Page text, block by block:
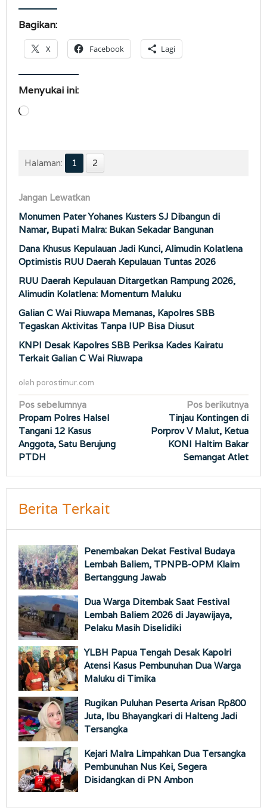
Bagikan:
X Facebook Lagi
Menyukai ini:
Memuat...
Halaman: 1 2
Jangan Lewatkan
Monumen Pater Yohanes Kusters SJ Dibangun di
Namar, Bupati Malra: Bukan Sekadar Bangunan
Dana Khusus Kepulauan Jadi Kunci, Alimudin Kolatlena
Optimistis RUU Daerah Kepulauan Tuntas 2026
RUU Daerah Kepulauan Ditargetkan Rampung 2026,
Alimudin Kolatlena: Momentum Maluku
Galian C Wai Riuwapa Memanas, Kapolres SBB
Tegaskan Aktivitas Tanpa IUP Bisa Diusut
KNPI Desak Kapolres SBB Periksa Kades Kairatu
Terkait Galian C Wai Riuwapa
oleh porostimur.com
Navigasi
pos
Pos sebelumnya
Propam Polres Halsel
Tangani 12 Kasus
Anggota, Satu Berujung
PTDH
Pos berikutnya
Tinjau Kontingen di
Porprov V Malut, Ketua
KONI Haltim Bakar
Semangat Atlet
Berita Terkait
Penembakan Dekat Festival Budaya
Lembah Baliem, TPNPB-OPM Klaim
Bertanggung Jawab
Dua Warga Ditembak Saat Festival
Lembah Baliem 2026 di Jayawijaya,
Pelaku Masih Diselidiki
YLBH Papua Tengah Desak Kapolri
Atensi Kasus Pembunuhan Dua Warga
Maluku di Timika
Rugikan Puluhan Peserta Arisan Rp800
Juta, Ibu Bhayangkari di Halteng Jadi
Tersangka
Kejari Malra Limpahkan Dua Tersangka
Pembunuhan Nus Kei, Segera
Disidangkan di PN Ambon